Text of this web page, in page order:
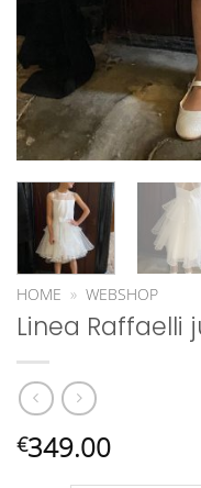
HOME » WEBSHOP
Linea Raffaelli
€349.00